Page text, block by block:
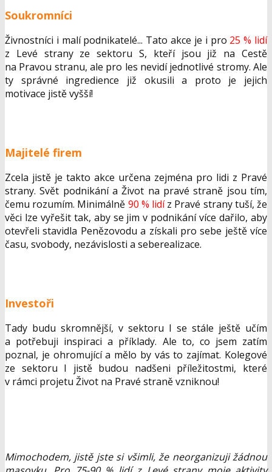
Soukromníci
Živnostníci i malí podnikatelé... Tato akce je i pro 25 % lidí
z Levé strany ze sektoru S, kteří jsou již na Cestě
na Pravou stranu, ale pro les nevidí jednotlivé stromy. Ale
ty správné ingredience již okusili a proto je jejich
motivace jistě vyšší!
Majitelé firem
Zcela jistě je takto akce určena zejména pro lidi z Pravé
strany. Svět podnikání a Život na pravé straně jsou tím,
čemu rozumím. Minimálně 90 % lidíz Pravé strany tuší, že
věci lze vyřešit tak, aby se jim v podnikání více dařilo, aby
otevřeli stavidla Penězovodu a získali pro sebe ještě více
času, svobody, nezávislosti a seberealizace.
Investoři
Tady budu skromnější, v sektoru I se stále ještě učím
a potřebuji inspiraci a příklady. Ale to, co jsem zatím
poznal, je ohromující a mělo by vás to zajímat. Kolegové
ze sektoru I jistě budou nadšeni příležitostmi, které
v rámci projetu Život na Pravé straně vzniknou!
Mimochodem, jistě jste si všimli, že neorganizuji žádnou